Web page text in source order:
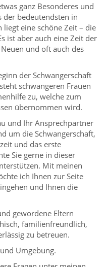
ganz Besonderes und
der bedeutendsten in
eine schöne Zeit – die
ist aber auch eine Zeit der
und oft auch des
der Schwangerschaft
schwangeren Frauen
zu, welche zum
übernommen wird.
und Ihr Ansprechpartner
um die Schwangerschaft,
und das erste
Sie gerne in dieser
Mit meinen
ich Ihnen zur Seite
und Ihnen die
gewordene Eltern
familienfreundlich,
zu betreuen.
Umgebung.